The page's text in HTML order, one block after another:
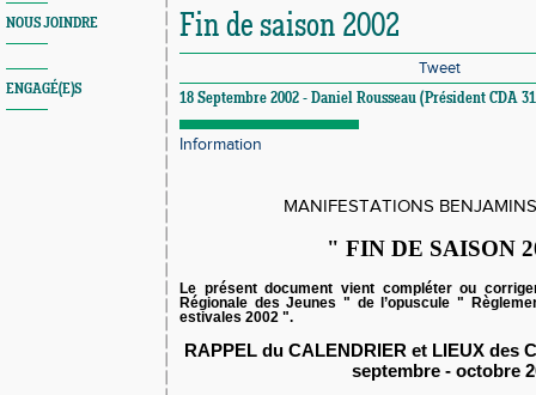
NOUS JOINDRE
ENGAGÉ(E)S
Fin de saison 2002
Tweet
18 Septembre 2002 - Daniel Rousseau (Président CDA
Information
MANIFESTATIONS
" FIN DE SAISON
Le présent document vient compléter ou
Régionale des Jeunes " de l’opuscule "
estivales 2002 ".
RAPPEL du CALENDRIER et LIEUX des
septembre - octobre